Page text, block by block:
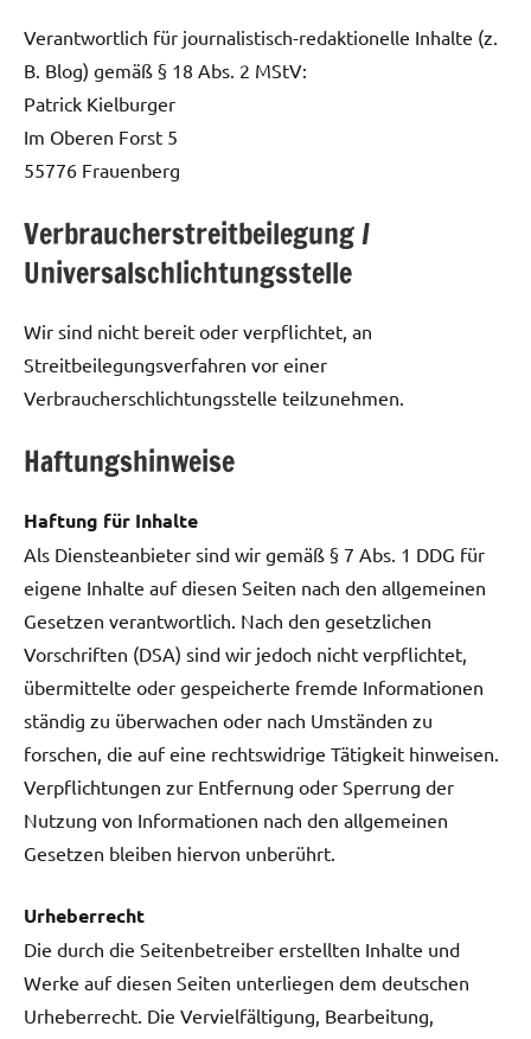
Verantwortlich für journalistisch-redaktionelle Inhalte (z.
B. Blog) gemäß § 18 Abs. 2 MStV:
Patrick Kielburger
Im Oberen Forst 5
55776 Frauenberg
Verbraucherstreitbeilegung /
Universalschlichtungsstelle
Wir sind nicht bereit oder verpflichtet, an
Streitbeilegungsverfahren vor einer
Verbraucherschlichtungsstelle teilzunehmen.
Haftungshinweise
Haftung für Inhalte
Als Diensteanbieter sind wir gemäß § 7 Abs. 1 DDG für
eigene Inhalte auf diesen Seiten nach den allgemeinen
Gesetzen verantwortlich. Nach den gesetzlichen
Vorschriften (DSA) sind wir jedoch nicht verpflichtet,
übermittelte oder gespeicherte fremde Informationen
ständig zu überwachen oder nach Umständen zu
forschen, die auf eine rechtswidrige Tätigkeit hinweisen.
Verpflichtungen zur Entfernung oder Sperrung der
Nutzung von Informationen nach den allgemeinen
Gesetzen bleiben hiervon unberührt.
Urheberrecht
Die durch die Seitenbetreiber erstellten Inhalte und
Werke auf diesen Seiten unterliegen dem deutschen
Urheberrecht. Die Vervielfältigung, Bearbeitung,